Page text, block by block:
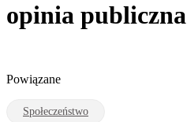
opinia publiczna
Powiązane
Społeczeństwo